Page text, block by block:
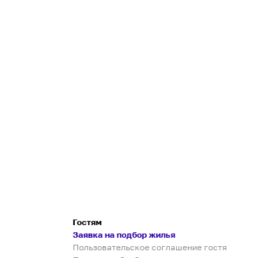
Гостям
Заявка на подбор жилья
Пользовательское соглашение гостя